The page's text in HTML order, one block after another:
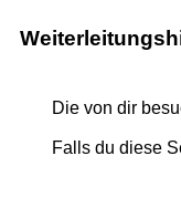
Die von dir
Falls du diese